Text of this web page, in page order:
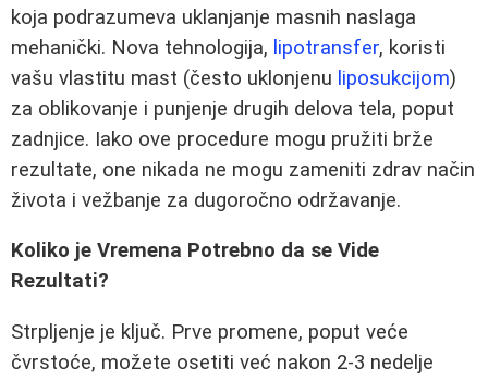
koja podrazumeva uklanjanje masnih naslaga
mehanički. Nova tehnologija, lipotransfer, koristi
vašu vlastitu mast (često uklonjenu liposukcijom)
za oblikovanje i punjenje drugih delova tela, poput
zadnjice. Iako ove procedure mogu pružiti brže
rezultate, one nikada ne mogu zameniti zdrav način
života i vežbanje za dugoročno održavanje.
Koliko je Vremena Potrebno da se Vide
Rezultati?
Strpljenje je ključ. Prve promene, poput veće
čvrstoće, možete osetiti već nakon 2-3 nedelje